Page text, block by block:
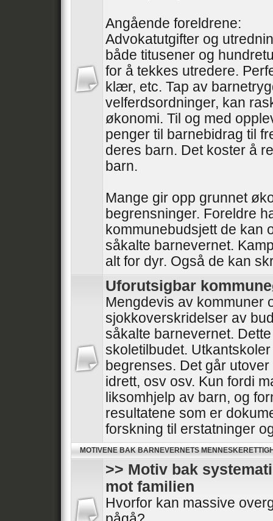
Angående foreldrene:
Advokatutgifter og
både titusener og
for å tekkes utredere.
klær, etc. Tap av
velferdsordninger, kan
økonomi. Til og med
penger til barnebidrag til
deres barn. Det koster å
barn.
Mange gir opp grunnet
begrensninger. Foreldre
kommunebudsjett de kan
såkalte barnevernet.
alt for dyr. Også de kan
Uforutsigbar
Mengdevis av kommuner
sjokkoverskridelser av
såkalte barnevernet.
skoletilbudet.
begrenses. Det går
idrett, osv osv. Kun fordi
liksomhjelp av barn, og
resultatene som er
forskning til erstatninger
MOTIVENE BAK BARNEVERNETS
>> Motiv bak
mot familien
Hvorfor kan massive